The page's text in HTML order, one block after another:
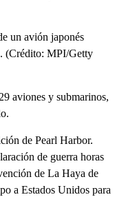
un avión japonés
(Crédito: MPI/Getty
aviones y submarinos,
de Pearl Harbor.
de guerra horas
de La Haya de
a Estados Unidos para